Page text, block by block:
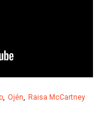
Ojén Raisa McCartney